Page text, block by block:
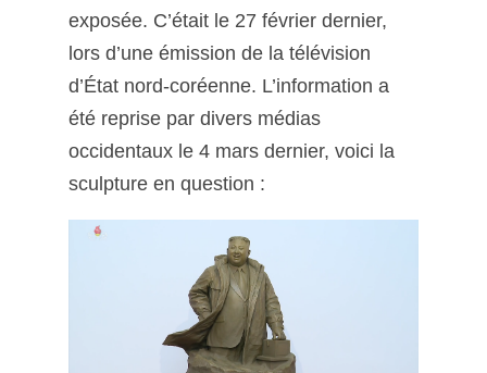
exposée. C’était le 27 février dernier,
lors d’une émission de la télévision
d’État nord-coréenne. L’information a
été reprise par divers médias
occidentaux le 4 mars dernier, voici la
sculpture en question :